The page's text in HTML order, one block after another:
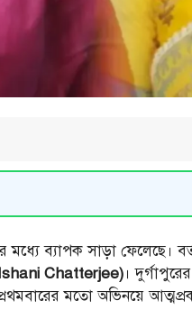
মধ্যে ব্যাপক সাড়া ফেলেছে।
(Ishani Chatterjee)।
প্রথমবারের মতো অভিনয়ে